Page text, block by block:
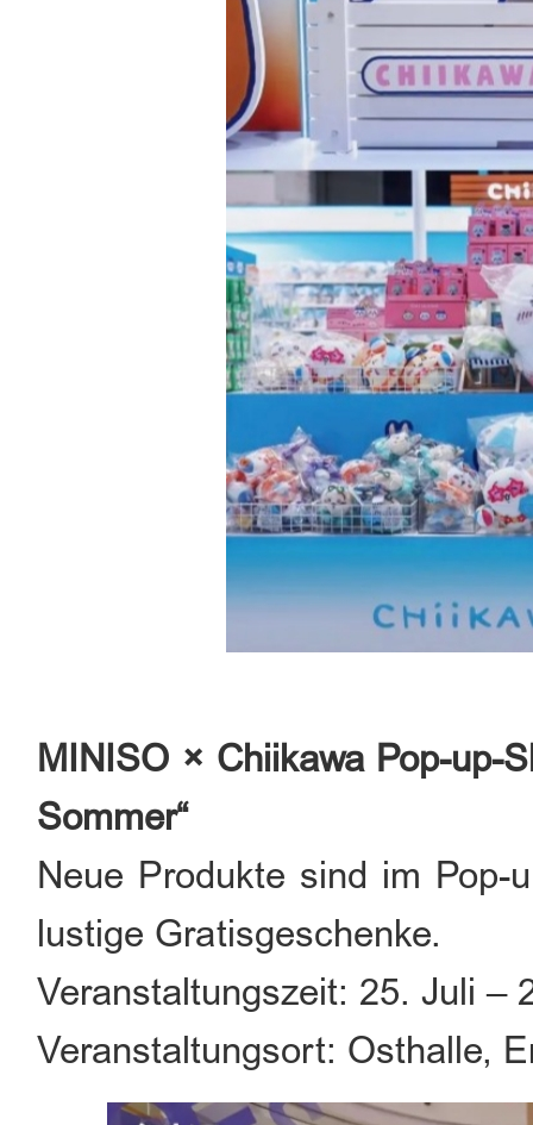
MINISO × Chiikawa Pop-up-
Sommer“
Neue Produkte sind im Pop-
lustige Gratisgeschenke.
Veranstaltungszeit: 25. Juli –
Veranstaltungsort: Osthalle,